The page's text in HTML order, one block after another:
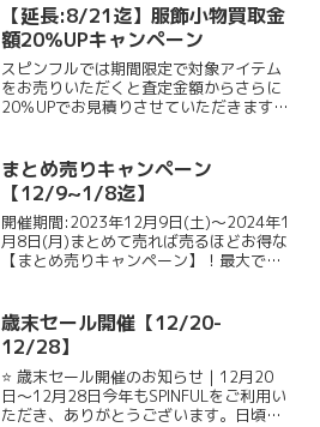
【延長:8/21迄】服飾小物買取金
額20％UPキャンペーン
スピンフルでは期間限定で対象アイテム
をお売りいただくと査定金額からさらに
20％UPでお見積りさせていただきます。
計 / 財布 / サングラス / メ...
まとめ売りキャンペーン
【12/9~1/8迄】
開催期間:2023年12月9日(土)～2024年1
月8日(月)まとめて売れば売るほどお得な
【まとめ売りキャンペーン】！最大で
点数に応じて、査定金額からさらに金額...
歳末セール開催【12/20-
12/28】
⭐ 歳末セール開催のお知らせ｜12月20
日〜12月28日今年もSPINFULをご利用い
ただき、ありがとうございます。日頃の